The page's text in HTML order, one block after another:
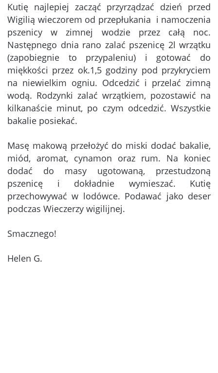
Kutię najlepiej zacząć przyrządzać dzień przed
Wigilią wieczorem od przepłukania i namoczenia
pszenicy w zimnej wodzie przez całą noc.
Następnego dnia rano zalać pszenicę 2l wrzątku
(zapobiegnie to przypaleniu) i gotować do
miękkości przez ok.1,5 godziny pod przykryciem
na niewielkim ogniu. Odcedzić i przelać zimną
wodą. Rodzynki zalać wrzątkiem, pozostawić na
kilkanaście minut, po czym odcedzić. Wszystkie
bakalie posiekać.
Masę makową przełożyć do miski dodać bakalie,
miód, aromat, cynamon oraz rum. Na koniec
dodać do masy ugotowaną, przestudzoną
pszenicę i dokładnie wymieszać. Kutię
przechowywać w lodówce. Podawać jako deser
podczas Wieczerzy wigilijnej.
Smacznego!
Helen G.